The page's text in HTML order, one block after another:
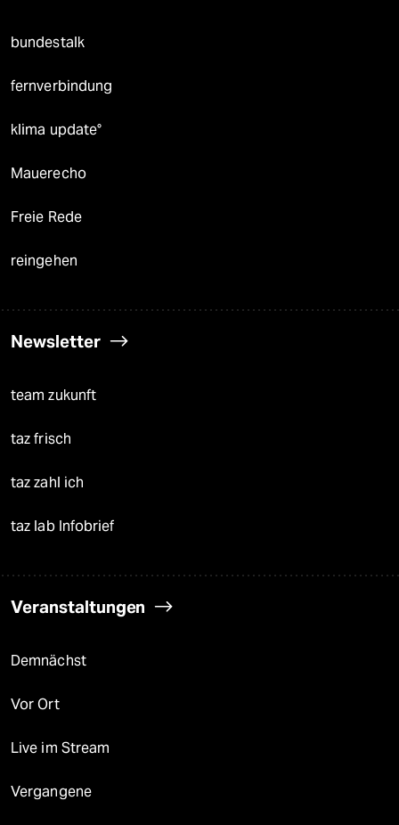
bundestalk
fernverbindung
klima update°
Mauerecho
Freie Rede
reingehen
Newsletter
team zukunft
taz frisch
taz zahl ich
taz lab Infobrief
Veranstaltungen
Demnächst
Vor Ort
Live im Stream
Vergangene